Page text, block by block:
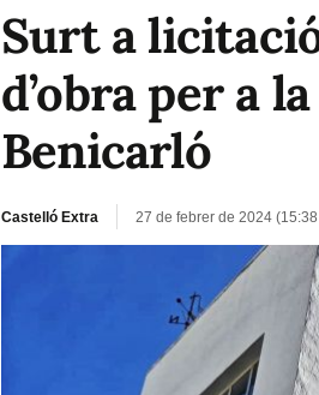
Surt a
d’obra per a
Benicarló
Castelló Extra 27 de febrer de 2024